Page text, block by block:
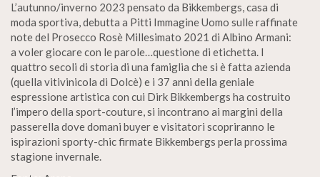
L’autunno/inverno 2023 pensato da Bikkembergs, casa di
moda sportiva, debutta a Pitti Immagine Uomo sulle raffinate
note del Prosecco Rosè Millesimato 2021 di Albino Armani:
a voler giocare con le parole…questione di etichetta. I
quattro secoli di storia di una famiglia che si è fatta azienda
(quella vitivinicola di Dolcè) e i 37 anni della geniale
espressione artistica con cui Dirk Bikkembergs ha costruito
l’impero della sport-couture, si incontrano ai margini della
passerella dove domani buyer e visitatori scopriranno le
ispirazioni sporty-chic firmate Bikkembergs perla prossima
stagione invernale.